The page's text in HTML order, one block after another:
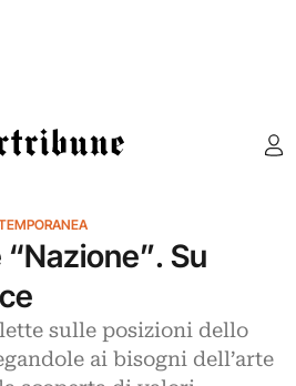
Su
sulle posizioni dello
ai bisogni dell’arte